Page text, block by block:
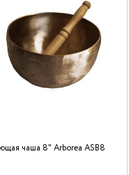
чаша 8" Arborea ASB8